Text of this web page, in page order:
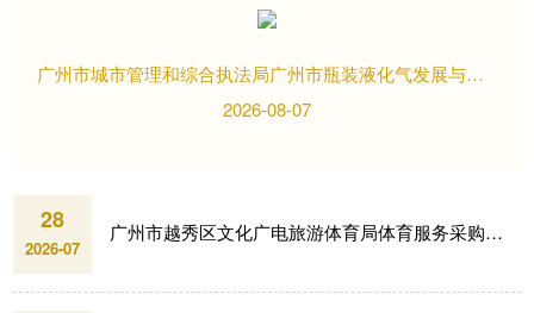
广州市城市管理和综合执法局广州市瓶装液化气发展与本质化安全研究项目比选公告
2026-08-07
28
2026-07
广州市越秀区文化广电旅游体育局体育服务采购项目招标公告